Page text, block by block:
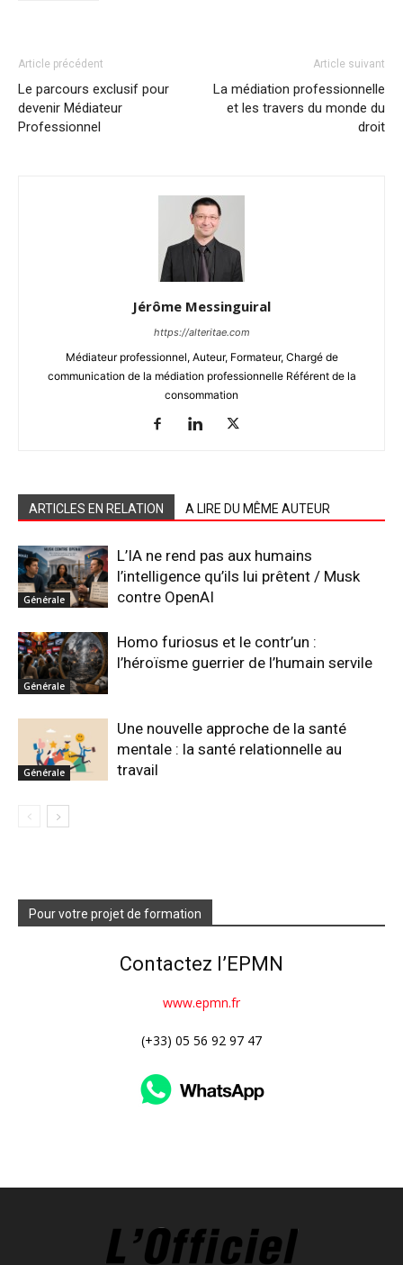
Article précédent
Le parcours exclusif pour
devenir Médiateur
Professionnel
Article suivant
La médiation professionnelle
et les travers du monde du
droit
Jérôme Messinguiral
https://alteritae.com
Médiateur professionnel, Auteur, Formateur, Chargé de
communication de la médiation professionnelle Référent de la
consommation
ARTICLES EN RELATION A LIRE DU MÊME AUTEUR
Générale
L’IA ne rend pas aux humains
l’intelligence qu’ils lui prêtent / Musk
contre OpenAI
Générale
Homo furiosus et le contr’un :
l’héroïsme guerrier de l’humain servile
Générale
Une nouvelle approche de la santé
mentale : la santé relationnelle au
travail
Pour votre projet de formation
Contactez l’EPMN
www.epmn.fr
(+33) 05 56 92 97 47